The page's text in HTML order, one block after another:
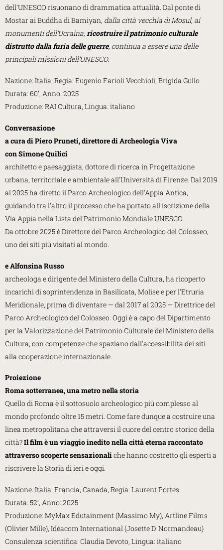
dell’UNESCO risuonano di drammatica attualità. Dal ponte di
Mostar ai Buddha di Bamiyan, dalla città vecchia di Mosul, ai
monumenti dell’Ucraina, ricostruire il patrimonio culturale
distrutto dalla furia delle guerre, continua a essere una delle
principali missioni dell’UNESCO.
Nazione: Italia, Regia: Eugenio Farioli Vecchioli, Brigida Gullo
Durata: 60’, Anno: 2025
Produzione: RAI Cultura, Lingua: italiano
Conversazione
a cura di Piero Pruneti,direttore di Archeologia Viva
con Simone Quilici
architetto e paesaggista, dottore di ricerca in Progettazione
urbana, territoriale e ambientale all'Università di Firenze. Dal 2019
al 2025 ha diretto il Parco Archeologico dell'Appia Antica,
guidando tra l'altro il processo che ha portato all'iscrizione della
Via Appia nella Lista del Patrimonio Mondiale UNESCO.
Da ottobre 2025 è Direttore del Parco Archeologico del Colosseo,
uno dei siti più visitati al mondo.
e Alfonsina Russo
archeologa e dirigente del Ministero della Cultura, ha ricoperto
incarichi di soprintendenza in Basilicata, Molise e per l'Etruria
Meridionale, prima di diventare — dal 2017 al 2025 — Direttrice del
Parco Archeologico del Colosseo. Oggi è a capo del Dipartimento
per la Valorizzazione del Patrimonio Culturale del Ministero della
Cultura, con competenze che spaziano dall'accessibilità dei siti
alla cooperazione internazionale.
Proiezione
Roma sotterranea, una metro nella storia
Quello di Roma è il sottosuolo archeologico più complesso al
mondo profondo oltre 15 metri. Come fare dunque a costruire una
linea metropolitana che attraversi il cuore del centro storico della
città?Il film è un viaggio inedito nella città eterna raccontato
attraverso scoperte sensazionaliche hanno costretto gli esperti a
riscrivere la Storia di ieri e oggi.
Nazione: Italia, Francia, Canada, Regia: Laurent Portes
Durata: 52’, Anno: 2025
Produzione: MyMax Edutainment (Massimo My), Artline Films
(Olivier Mille), Idéacom International (Josette D. Normandeau)
Consulenza scientifica: Claudia Devoto, Lingua: italiano